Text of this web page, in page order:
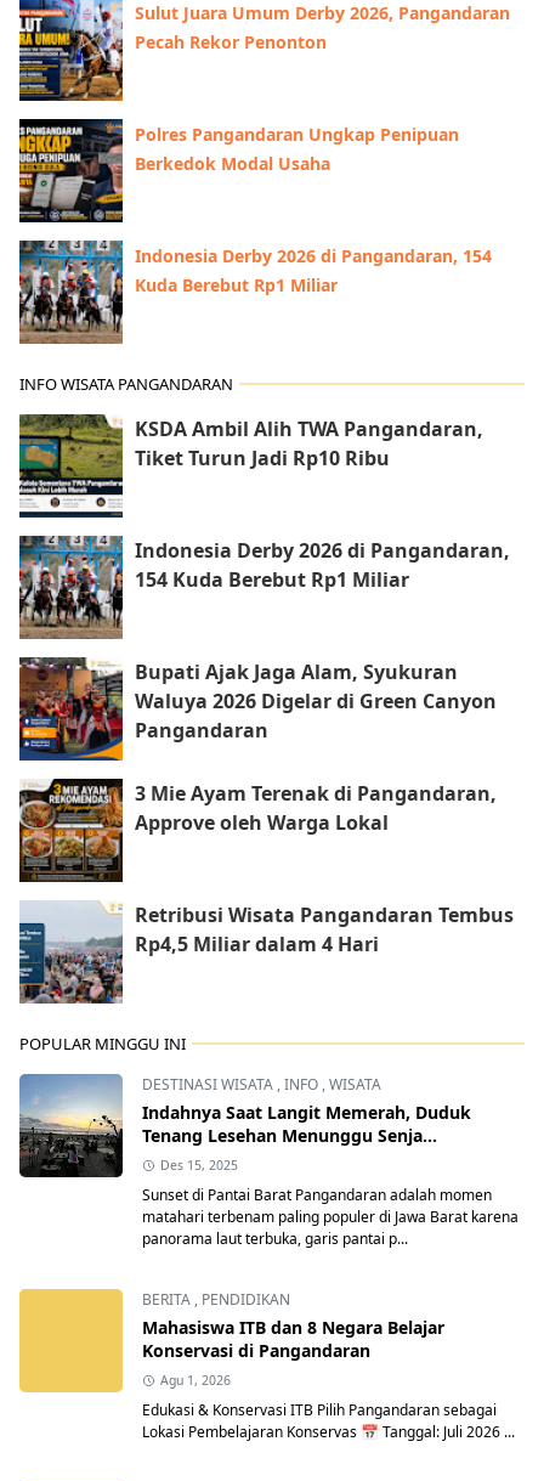
Sulut Juara Umum Derby 2026, Pangandaran
Pecah Rekor Penonton
Polres Pangandaran Ungkap Penipuan
Berkedok Modal Usaha
Indonesia Derby 2026 di Pangandaran, 154
Kuda Berebut Rp1 Miliar
INFO WISATA PANGANDARAN
KSDA Ambil Alih TWA Pangandaran,
Tiket Turun Jadi Rp10 Ribu
Indonesia Derby 2026 di Pangandaran,
154 Kuda Berebut Rp1 Miliar
Bupati Ajak Jaga Alam, Syukuran
Waluya 2026 Digelar di Green Canyon
Pangandaran
3 Mie Ayam Terenak di Pangandaran,
Approve oleh Warga Lokal
Retribusi Wisata Pangandaran Tembus
Rp4,5 Miliar dalam 4 Hari
POPULAR MINGGU INI
DESTINASI WISATA ,INFO ,WISATA
Indahnya Saat Langit Memerah, Duduk
Tenang Lesehan Menunggu Senja
Pangandaran
Des 15, 2025
Sunset di Pantai Barat Pangandaran adalah momen
matahari terbenam paling populer di Jawa Barat karena
panorama laut terbuka, garis pantai p...
BERITA , PENDIDIKAN
Mahasiswa ITB dan 8 Negara Belajar
Konservasi di Pangandaran
Agu 1, 2026
Edukasi & Konservasi ITB Pilih Pangandaran sebagai
Lokasi Pembelajaran Konservas 📅 Tanggal: Juli 2026 ...